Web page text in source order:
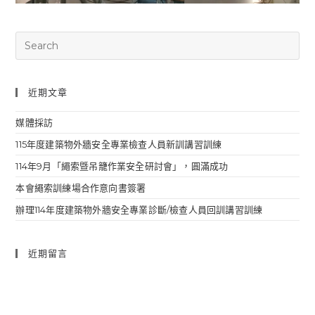
近期文章
媒體採訪
115年度建築物外牆安全專業檢查人員新訓講習訓練
114年9月「繩索曁吊籠作業安全研討會」，圓滿成功
本會繩索訓練場合作意向書簽署
辦理114年度建築物外牆安全專業診斷/檢查人員回訓講習訓練
近期留言